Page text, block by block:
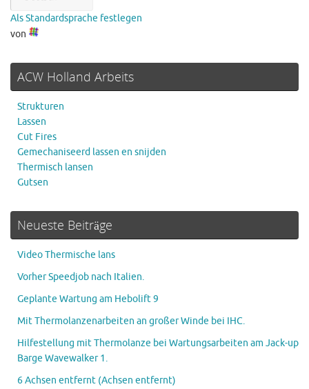
Als Standardsprache festlegen
von
ACW Holland Arbeits
Strukturen
Lassen
Cut Fires
Gemechaniseerd lassen en snijden
Thermisch lansen
Gutsen
Neueste Beiträge
Video Thermische lans
Vorher Speedjob nach Italien.
Geplante Wartung am Hebolift 9
Mit Thermolanzenarbeiten an großer Winde bei IHC.
Hilfestellung mit Thermolanze bei Wartungsarbeiten am Jack-up
Barge Wavewalker 1.
6 Achsen entfernt (Achsen entfernt)